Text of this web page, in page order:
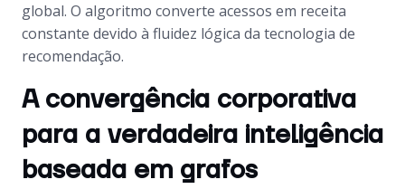
global. O algoritmo converte acessos em receita
constante devido à fluidez lógica da tecnologia de
recomendação.
A convergência corporativa
para a verdadeira inteligência
baseada em grafos